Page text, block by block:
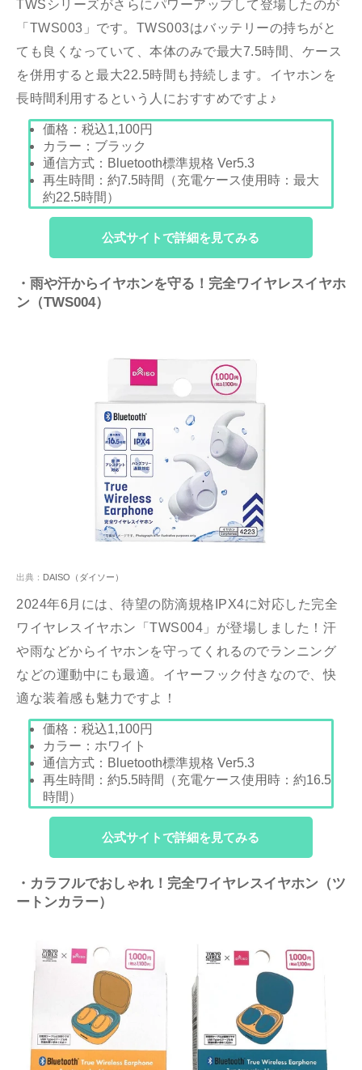
TWSシリーズがさらにパワーアップして登場したのが
「TWS003」です。TWS003はバッテリーの持ちがと
ても良くなっていて、本体のみで最大7.5時間、ケース
を併用すると最大22.5時間も持続します。イヤホンを
長時間利用するという人におすすめですよ♪
価格： 税込1,100円
カラー：ブラック
通信方式：Bluetooth標準規格 Ver5.3
再生時間：約7.5時間（充電ケース使用時：最大
約22.5時間）
公式サイトで詳細を見てみる
・雨や汗からイヤホンを守る！ 完全ワイヤレスイヤホ
ン（TWS004）
出典： DAISO（ダイソー）
2024年6月には、待望の防滴規格IPX4に対応した完全
ワイヤレスイヤホン「TWS004」が登場しました！汗
や雨などからイヤホンを守ってくれるのでランニング
などの運動中にも最適。イヤーフック付きなので、快
適な装着感も魅力ですよ！
価格： 税込1,100円
カラー：ホワイト
通信方式： Bluetooth標準規格 Ver5.3
再生時間：約5.5時間（充電ケース使用時：約16.5
時間）
公式サイトで詳細を見てみる
・カラフルでおしゃれ！完全ワイヤレスイヤホン（ツ
ートンカラー）